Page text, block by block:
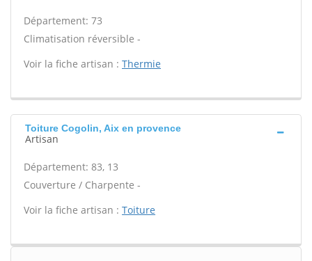
Département: 73
Climatisation réversible -
Voir la fiche artisan : Thermie
Toiture Cogolin, Aix en provence
Artisan
Département: 83, 13
Couverture / Charpente -
Voir la fiche artisan : Toiture